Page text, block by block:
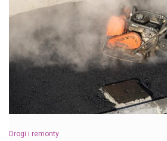
Drogi i remonty